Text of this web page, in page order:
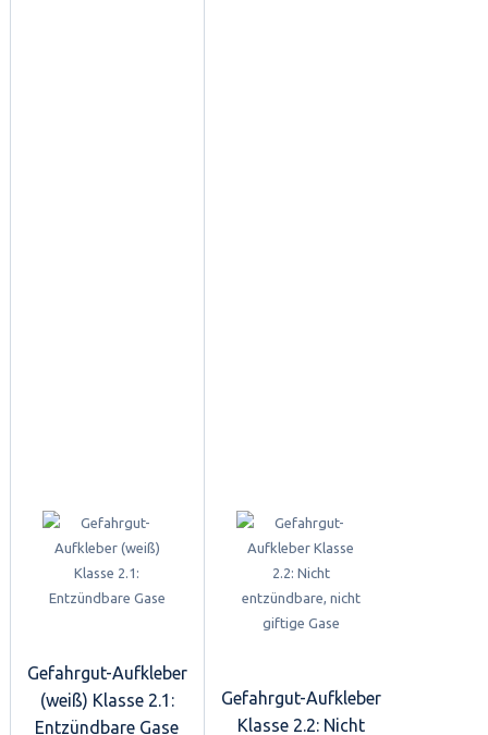
Gefahrgut-Aufkleber
(weiß) Klasse 2.1:
Entzündbare Gase
Gefahrgut-Aufkleber
Klasse 2.2: Nicht